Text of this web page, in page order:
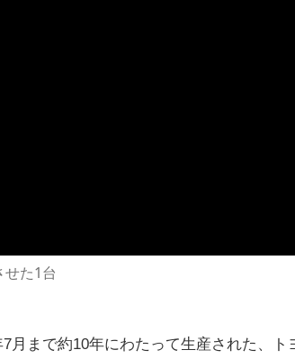
た1台
月まで約10年にわたって生産された、ト